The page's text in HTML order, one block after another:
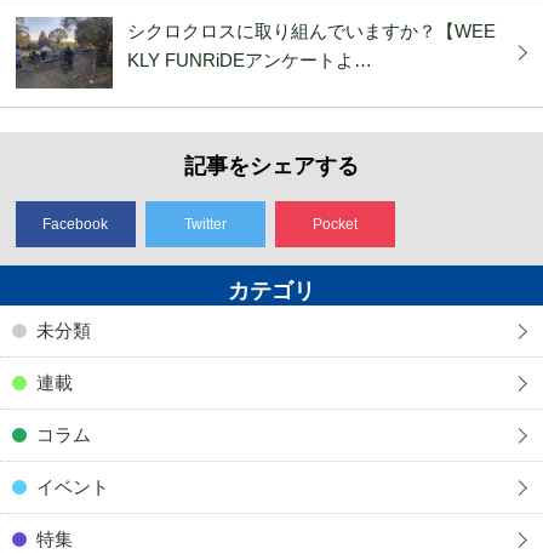
シクロクロスに取り組んでいますか？【WEE
KLY FUNRiDEアンケートよ…
記事をシェアする
Facebook Twitter Pocket
カテゴリ
未分類
連載
コラム
イベント
特集